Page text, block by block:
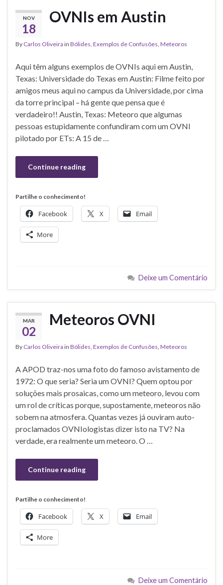
NOV
18
OVNIs em Austin
By Carlos Oliveira in Bólides Exemplos de Confusões Meteoros
Aqui têm alguns exemplos de OVNIs aqui em Austin,
Texas: Universidade do Texas em Austin: Filme feito por
amigos meus aqui no campus da Universidade, por cima
da torre principal – há gente que pensa que é
verdadeiro!! Austin, Texas: Meteoro que algumas
pessoas estupidamente confundiram com um OVNI
pilotado por ETs: A 15 de …
Continue reading
Partilhe o conhecimento!
Facebook X Email
More
Deixe um Comentário
MAR
02
Meteoros OVNI
By Carlos Oliveira in Bólides Exemplos de Confusões Meteoros
A APOD traz-nos uma foto do famoso avistamento de
1972: O que seria? Seria um OVNI? Quem optou por
soluções mais prosaicas, como um meteoro, levou com
um rol de críticas porque, supostamente, meteoros não
sobem na atmosfera. Quantas vezes já ouviram auto-
proclamados OVNIologistas dizer isto na TV? Na
verdade, era realmente um meteoro. O …
Continue reading
Partilhe o conhecimento!
Facebook X Email
More
Deixe um Comentário